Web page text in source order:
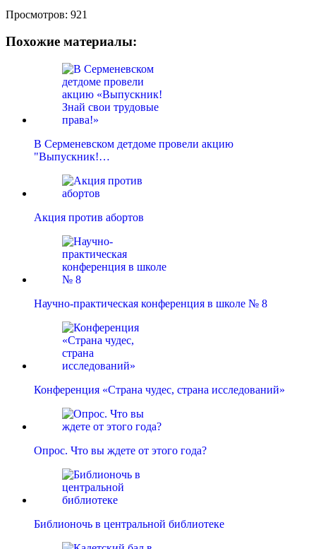
Просмотров: 921
Похожие материалы:
В Серменевском детдоме провели акцию
"Выпускник!…
Акция против абортов
Научно-практическая конференция в школе № 8
Конференция «Страна чудес, страна исследований»
Опрос. Что вы ждете от этого года?
Библионочь в центральной библиотеке